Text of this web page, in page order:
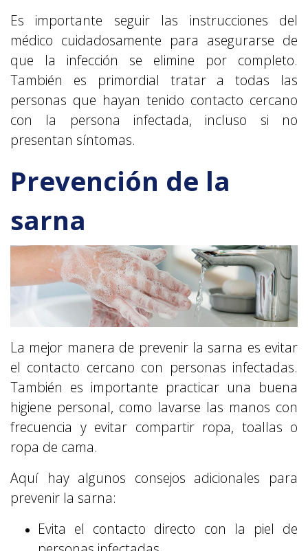
Es importante seguir las instrucciones del
médico cuidadosamente para asegurarse de
que la infección se elimine por completo.
También es primordial tratar a todas las
personas que hayan tenido contacto cercano
con la persona infectada, incluso si no
presentan síntomas.
Prevención de la
sarna
La mejor manera de prevenir la sarna es evitar
el contacto cercano con personas infectadas.
También es importante practicar una buena
higiene personal, como lavarse las manos con
frecuencia y evitar compartir ropa, toallas o
ropa de cama.
Aquí hay algunos consejos adicionales para
prevenir la sarna:
Evita el contacto directo con la piel de